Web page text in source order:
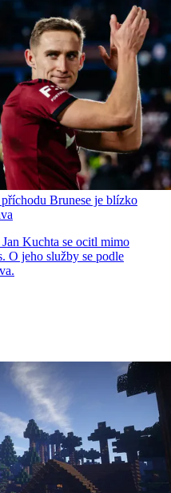
Brunese je blízko
Kuchta se ocitl mimo
O jeho služby se podle